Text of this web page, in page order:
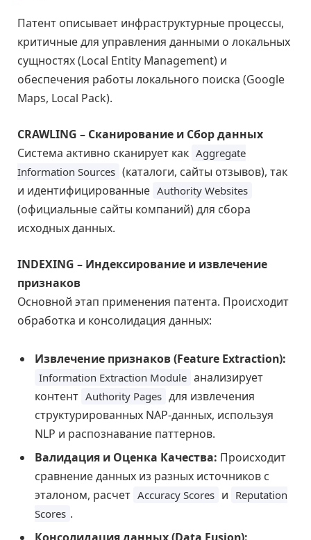
Патент описывает инфраструктурные процессы,
критичные для управления данными о локальных
сущностях (Local Entity Management) и
обеспечения работы локального поиска (Google
Maps, Local Pack).
CRAWLING – Сканирование и Сбор данных
Система активно сканирует как Aggregate
Information Sources (каталоги, сайты отзывов), так
и идентифицированные Authority Websites
(официальные сайты компаний) для сбора
исходных данных.
INDEXING – Индексирование и извлечение
признаков
Основной этап применения патента. Происходит
обработка и консолидация данных:
Извлечение признаков (Feature Extraction):
Information Extraction Module анализирует
контент Authority Pages для извлечения
структурированных NAP-данных, используя
NLP и распознавание паттернов.
Валидация и Оценка Качества: Происходит
сравнение данных из разных источников с
эталоном, расчет Accuracy Scores и Reputation
Scores .